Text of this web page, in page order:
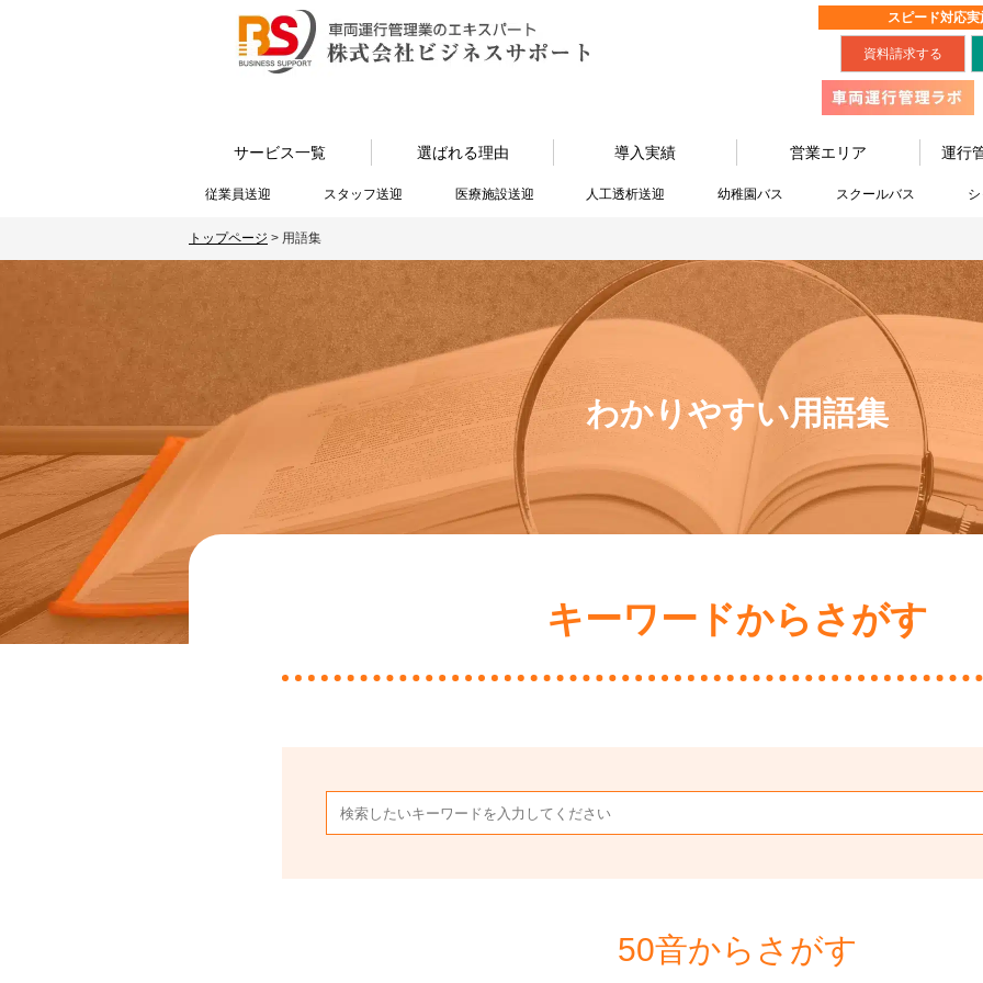
スピード対応
資料請求する
サービス一覧 選ばれる理由 導入実績 営業エリア 運行
従業員送迎 スタッフ送迎 医療施設送迎 人工透析送迎 幼稚園バス スクールバス
トップページ > 用語集
わかりやすい用語集
キーワードからさがす
50音からさがす